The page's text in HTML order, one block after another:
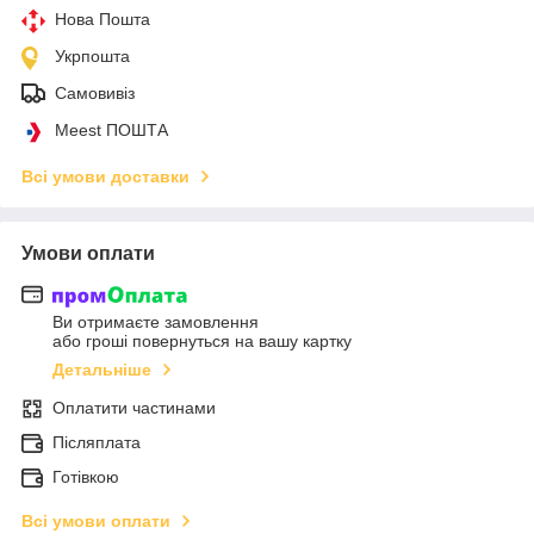
Нова Пошта
Укрпошта
Самовивіз
Meest ПОШТА
Всі умови доставки
Умови оплати
Ви отримаєте замовлення
або гроші повернуться на вашу картку
Детальніше
Оплатити частинами
Післяплата
Готівкою
Всі умови оплати